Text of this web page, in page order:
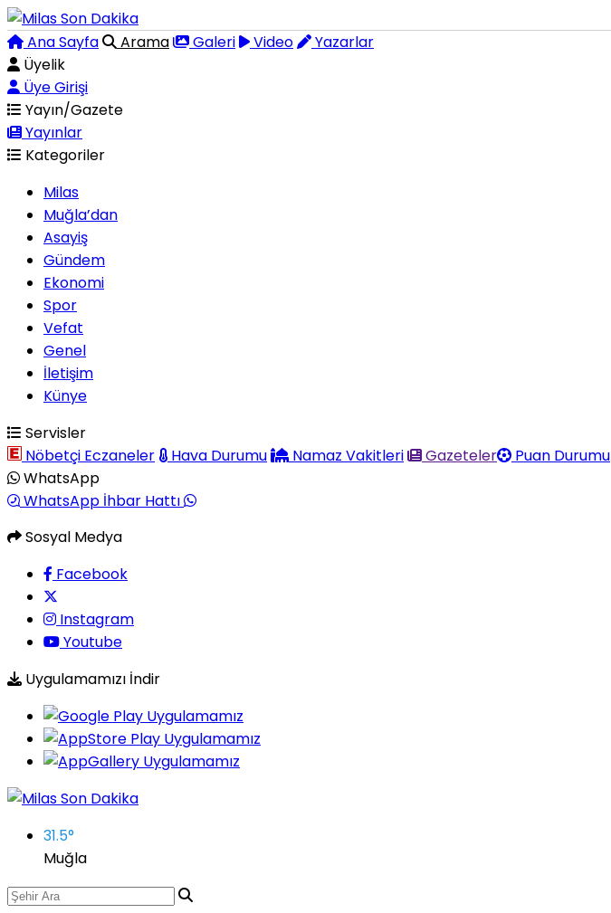
Ana Sayfa Arama Galeri Video
Yazarlar
Üyelik
Üye Girişi
Yayın/Gazete
Yayınlar
Kategoriler
Milas
Muğla’dan
Asayiş
Gündem
Ekonomi
Spor
Vefat
Genel
İletişim
Künye
Servisler
Nöbetçi Eczaneler
Hava Durumu Namaz Vakitleri Gazeteler
Puan Durumu
WhatsApp
WhatsApp İhbar Hattı
Sosyal Medya
Facebook
Instagram
Youtube
Uygulamamızı İndir
31.5°
Muğla